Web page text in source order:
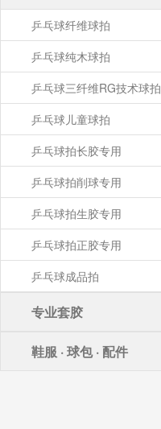
乒乓球纤维球拍
乒乓球纯木球拍
乒乓球三纤维RG技术球拍
乒乓球儿童球拍
乒乓球拍长胶专用
乒乓球拍削球专用
乒乓球拍生胶专用
乒乓球拍正胶专用
乒乓球成品拍
专业套胶
鞋服 · 球包 · 配件